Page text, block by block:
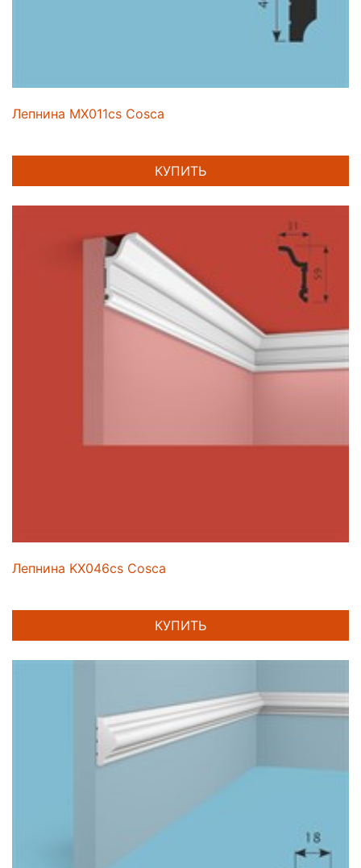
Лепнина MX011cs Cosca
КУПИТЬ
Лепнина KX046cs Cosca
КУПИТЬ